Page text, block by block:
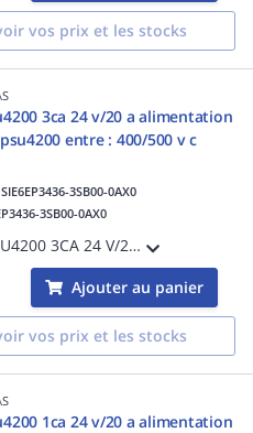
vos prix et les stocks
3ca 24 v/20 a alimentation
entre : 400/500 v c
SIE6EP3436-3SB00-0AX0
3SB00-0AX0
SITOP PSU4200 3CA 24 V/20 A alimentation stabilise PSU4200 entre : 400/500 V CA sortie : 24 V CC/20 A
Ajouter au panier
vos prix et les stocks
1ca 24 v/20 a alimentation